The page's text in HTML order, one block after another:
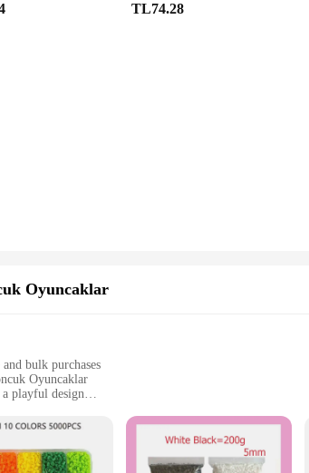
TL74.28
Oyuncaklar
bulk purchases
Oyuncaklar
playful design
entertainment centers, offices, or educational settings
and lightweight, designed to hold multiple discs